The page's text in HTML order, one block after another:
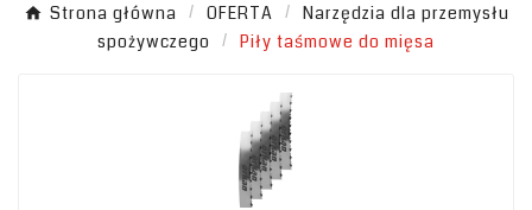
Strona główna OFERTA
Narzędzia dla przemysłu
spożywczego
Piły taśmowe do mięsa